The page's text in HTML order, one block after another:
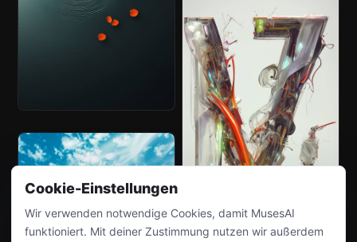
Cookie-Einstellungen
Wir verwenden notwendige Cookies, damit MusesAI
funktioniert. Mit deiner Zustimmung nutzen wir außerdem